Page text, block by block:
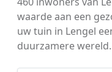
waarde aan een
uw tuin in Lengel
duurzamere wereld.